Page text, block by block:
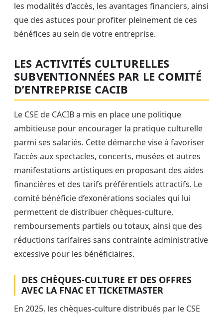
les modalités d’accès, les avantages financiers, ainsi
que des astuces pour profiter pleinement de ces
bénéfices au sein de votre entreprise.
LES ACTIVITÉS CULTURELLES
SUBVENTIONNÉES PAR LE COMITÉ
D’ENTREPRISE CACIB
Le CSE de CACIB a mis en place une politique
ambitieuse pour encourager la pratique culturelle
parmi ses salariés. Cette démarche vise à favoriser
l’accès aux spectacles, concerts, musées et autres
manifestations artistiques en proposant des aides
financières et des tarifs préférentiels attractifs. Le
comité bénéficie d’exonérations sociales qui lui
permettent de distribuer chèques-culture,
remboursements partiels ou totaux, ainsi que des
réductions tarifaires sans contrainte administrative
excessive pour les bénéficiaires.
DES CHÈQUES-CULTURE ET DES OFFRES
AVEC LA FNAC ET TICKETMASTER
En 2025, les chèques-culture distribués par le CSE